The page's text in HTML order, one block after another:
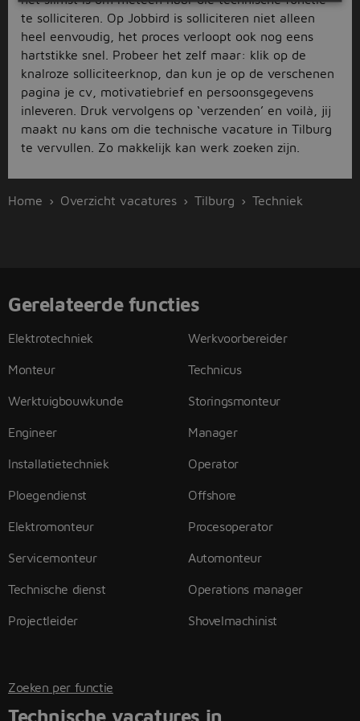
te solliciteren. Op Jobbird is solliciteren niet alleen
heel eenvoudig, het proces verloopt ook nog eens
hartstikke snel. Probeer het zelf maar: klik op de
knalroze solliciteerknop, dan kun je op de verschenen
pagina je cv, motivatiebrief en persoonsgegevens
inleveren. Druk vervolgens op ‘verzenden’ en voilà, jij
maakt nu kans om die technische vacature in Tilburg
te vervullen. Zo makkelijk kan werk zoeken zijn.
Home Overzicht vacatures Tilburg Techniek
Gerelateerde functies
Elektrotechniek
Monteur
Werktuigbouwkunde
Engineer
Installatietechniek
Ploegendienst
Elektromonteur
Servicemonteur
Technische dienst
Projectleider
Werkvoorbereider
Technicus
Storingsmonteur
Manager
Operator
Offshore
Procesoperator
Automonteur
Operations manager
Shovelmachinist
Zoeken per functie
Technische vacatures in